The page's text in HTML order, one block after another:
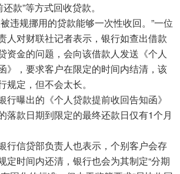
款”等方式回收贷款。
违规挪用的贷款能够一次性收回。”一位
人对财联社记者表示，银行如查出借款
资金的问题，会向该借款人发送《个人
》，要求客户在限定的时间内结清，该
定，但不会太长。
行曝出的《个人贷款提前收回告知函》
落款日期到限定的最终还款日仅有1个月
行信贷部负责人也表示，个别客户会存
定时间内还清，银行也会为其制定“分期